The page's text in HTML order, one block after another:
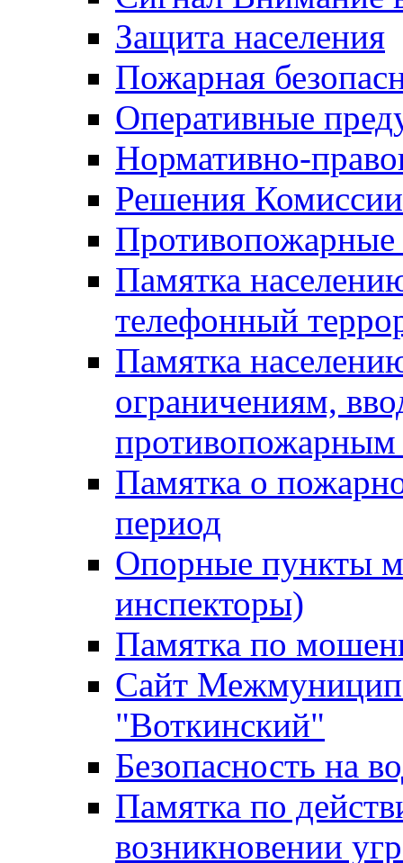
Защита населения
Пожарная
Оперативные
Нормативно-
Решения
Противопожарные
Памятка
телефонный
Памятка
ограничениям,
Памятка о
период
Опорные пункты
инспекторы)
Памятка по
Сайт
"Воткинский"
Безопасность на
Памятка по
возникновении